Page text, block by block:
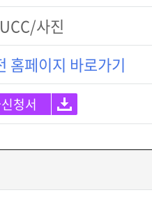
사진
홈페이지 바로가기
청서